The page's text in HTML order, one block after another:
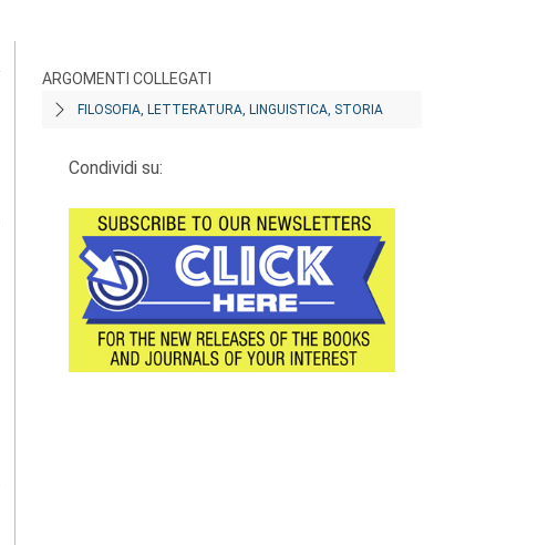
ARGOMENTI COLLEGATI
FILOSOFIA, LETTERATURA, LINGUISTICA, STORIA
Condividi su: